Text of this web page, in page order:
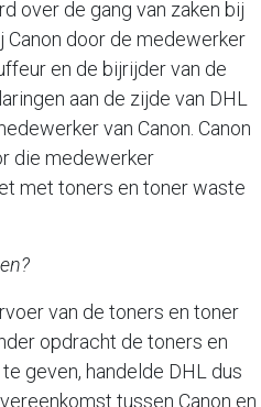
over de gang van zaken bij
door de medewerker
en de bijrijder van de
aan de zijde van DHL
van Canon. Canon
die medewerker
met toners en toner waste
van de toners en toner
opdracht de toners en
geven, handelde DHL dus
tussen Canon en